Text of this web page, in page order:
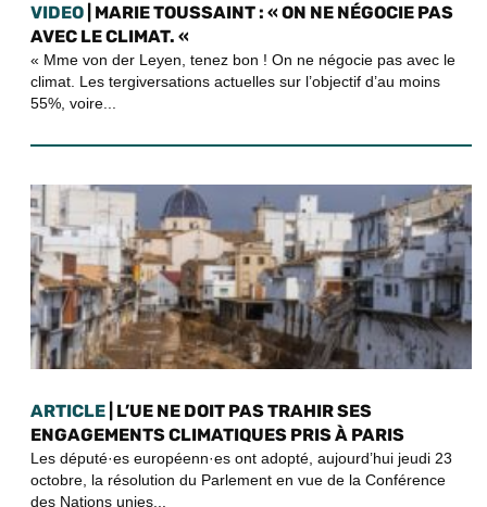
VIDEO | MARIE TOUSSAINT : « ON NE NÉGOCIE PAS
AVEC LE CLIMAT. «
« Mme von der Leyen, tenez bon ! On ne négocie pas avec le
climat. Les tergiversations actuelles sur l’objectif d’au moins
55%, voire...
ARTICLE | L’UE NE DOIT PAS TRAHIR SES
ENGAGEMENTS CLIMATIQUES PRIS À PARIS
Les député·es européenn·es ont adopté, aujourd’hui jeudi 23
octobre, la résolution du Parlement en vue de la Conférence
des Nations unies...